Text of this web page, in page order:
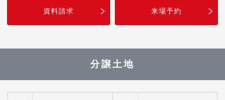
資料請求 来場予約
分譲土地